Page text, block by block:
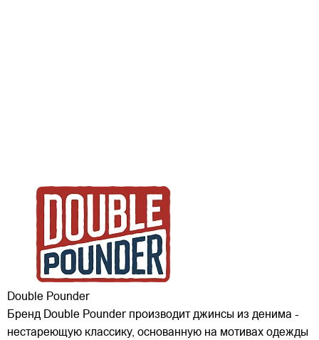
Double Pounder
Бренд Double Pounder производит джинсы из денима -
нестареющую классику, основанную на мотивах одежды